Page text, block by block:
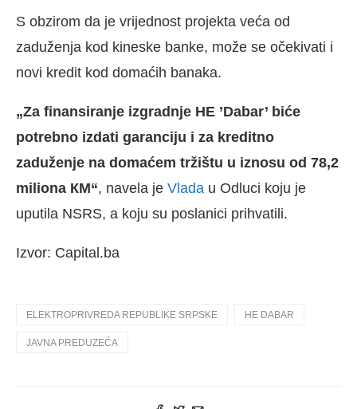
S obzirom da je vrijednost projekta veća od
zaduženja kod kineske banke, može se očekivati i
novi kredit kod domaćih banaka.
„Za finansiranje izgradnje HE ’Dabar’ biće
potrebno izdati garanciju i za kreditno
zaduženje na domaćem tržištu u iznosu od 78,2
miliona КM“, navela je Vlada u Odluci koju je
uputila NSRS, a koju su poslanici prihvatili.
Izvor: Capital.ba
ELEKTROPRIVREDA REPUBLIKE SRPSKE HE DABAR
JAVNA PREDUZEĆA